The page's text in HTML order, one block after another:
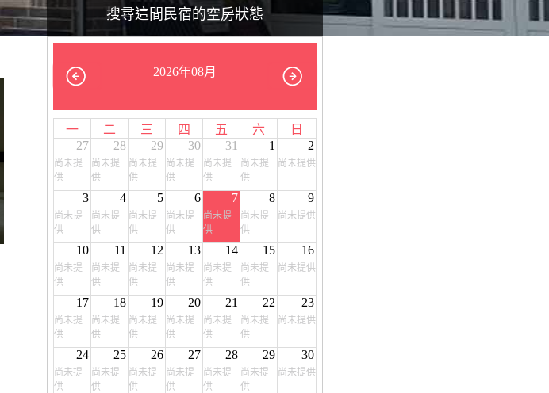
搜尋這間民宿的空房狀態
2026年08月
一 二 三 四 五 六
日
27
尚未提
供
28
尚未提
供
29
尚未提
供
30
尚未提
供
31
尚未提
供
1
尚未提
供
2
尚未提供
3
尚未提
供
4
尚未提
供
5
尚未提
供
6
尚未提
供
7
尚未提
供
8
尚未提
供
9
尚未提供
10
尚未提
供
11
尚未提
供
12
尚未提
供
13
尚未提
供
14
尚未提
供
15
尚未提
供
16
尚未提供
17
尚未提
供
18
尚未提
供
19
尚未提
供
20
尚未提
供
21
尚未提
供
22
尚未提
供
23
尚未提供
24
尚未提
供
25
尚未提
供
26
尚未提
供
27
尚未提
供
28
尚未提
供
29
尚未提
供
30
尚未提供